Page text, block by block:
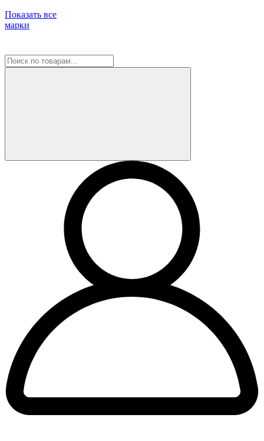
Показать все
марки